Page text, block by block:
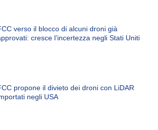
verso il blocco di alcuni droni già
cresce l’incertezza negli Stati Uniti
propone il divieto dei droni con LiDAR
negli USA